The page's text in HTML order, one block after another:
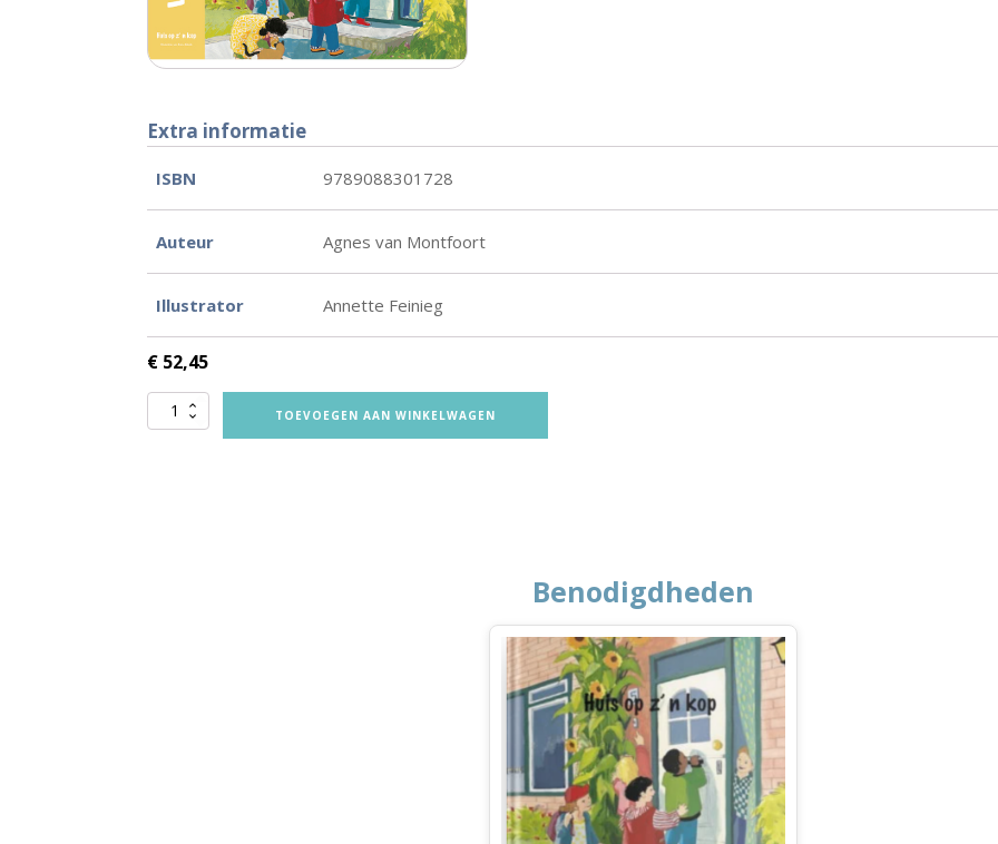
Extra informatie
ISBN 9789088301728
Auteur Agnes van Montfoort
Illustrator Annette Feinieg
€ 52,45
Huis
op
TOEVOEGEN AAN WINKELWAGEN
Benodigdheden